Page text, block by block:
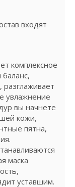
входят
комплексное
увлажнение
вы начнете
кожи,
пятна,
маска
уставшим.